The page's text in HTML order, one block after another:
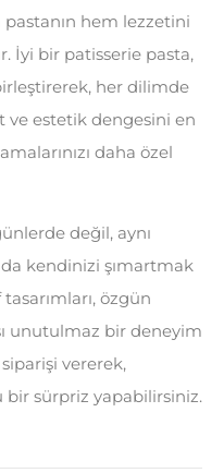
pastanın hem lezzetini
İyi bir patisserie pasta,
her dilimde
ve estetik dengesini en
daha özel
değil, aynı
kendinizi şımartmak
özgün
unutulmaz bir deneyim
vererek,
bir sürpriz yapabilirsiniz.